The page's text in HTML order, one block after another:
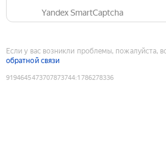
Yandex SmartCaptcha
Если у вас возникли проблемы, пожалуйста,
обратной связи
9194645473707873744:1786278336